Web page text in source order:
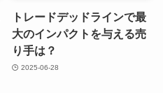
トレードデッドラインで最
大のインパクトを与える売
り手は？
2025-06-28